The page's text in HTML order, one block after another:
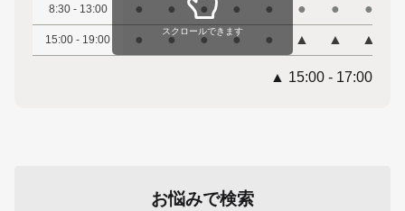
8:30 - 13:00 ● ● ● ● ● ● ● ●
15:00 - 19:00 ● ● ● ● ● ▲ ▲ ▲
スクロールできます
▲ 15:00 - 17:00
お悩みで検索